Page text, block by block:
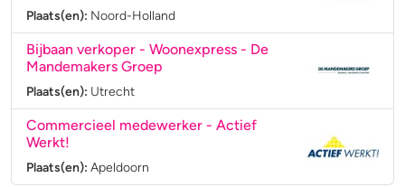
Plaats(en): Noord-Holland
Bijbaan verkoper - Woonexpress - De
Mandemakers Groep
Plaats(en): Utrecht
Commercieel medewerker - Actief
Werkt!
Plaats(en): Apeldoorn